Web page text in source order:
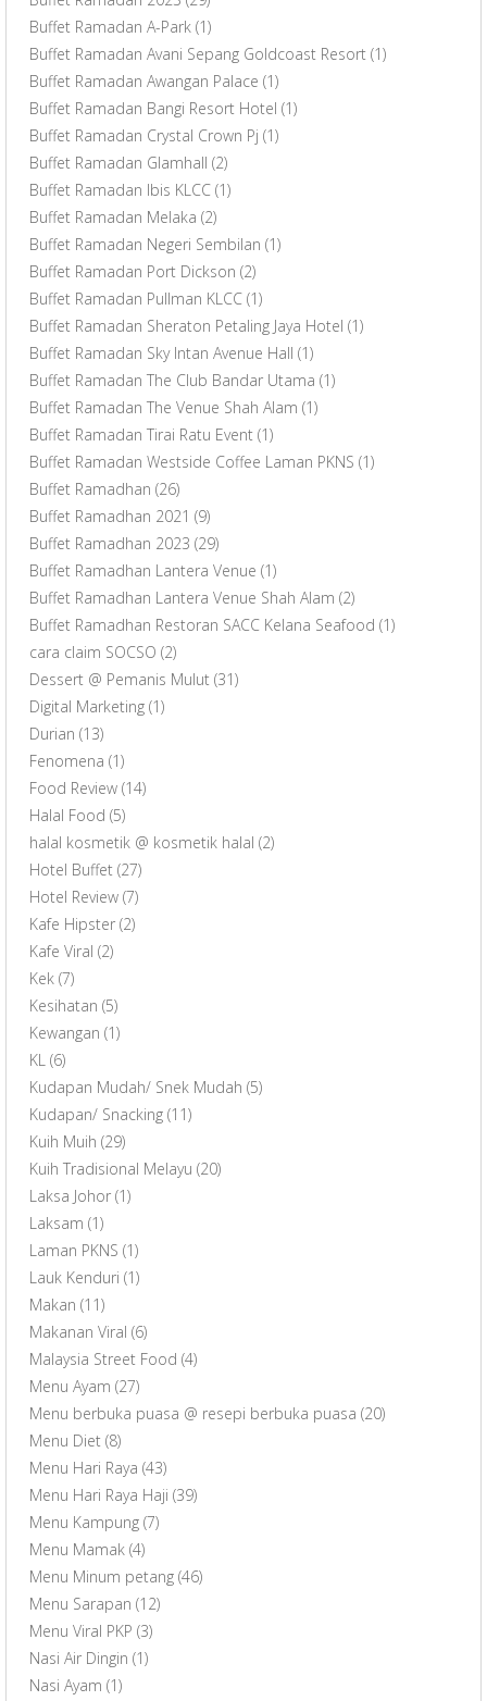
Buffet Ramadan A-Park (1)
Buffet Ramadan Avani Sepang Goldcoast Resort (1)
Buffet Ramadan Awangan Palace (1)
Buffet Ramadan Bangi Resort Hotel (1)
Buffet Ramadan Crystal Crown Pj (1)
Buffet Ramadan Glamhall (2)
Buffet Ramadan Ibis KLCC (1)
Buffet Ramadan Melaka (2)
Buffet Ramadan Negeri Sembilan (1)
Buffet Ramadan Port Dickson (2)
Buffet Ramadan Pullman KLCC (1)
Buffet Ramadan Sheraton Petaling Jaya Hotel (1)
Buffet Ramadan Sky Intan Avenue Hall (1)
Buffet Ramadan The Club Bandar Utama (1)
Buffet Ramadan The Venue Shah Alam (1)
Buffet Ramadan Tirai Ratu Event (1)
Buffet Ramadan Westside Coffee Laman PKNS (1)
Buffet Ramadhan (26)
Buffet Ramadhan 2021 (9)
Buffet Ramadhan 2023 (29)
Buffet Ramadhan Lantera Venue (1)
Buffet Ramadhan Lantera Venue Shah Alam (2)
Buffet Ramadhan Restoran SACC Kelana Seafood (1)
cara claim SOCSO (2)
Dessert @ Pemanis Mulut (31)
Digital Marketing (1)
Durian (13)
Fenomena (1)
Food Review (14)
Halal Food (5)
halal kosmetik @ kosmetik halal (2)
Hotel Buffet (27)
Hotel Review (7)
Kafe Hipster (2)
Kafe Viral (2)
Kek (7)
Kesihatan (5)
Kewangan (1)
KL (6)
Kudapan Mudah/ Snek Mudah (5)
Kudapan/ Snacking (11)
Kuih Muih (29)
Kuih Tradisional Melayu (20)
Laksa Johor (1)
Laksam (1)
Laman PKNS (1)
Lauk Kenduri (1)
Makan (11)
Makanan Viral (6)
Malaysia Street Food (4)
Menu Ayam (27)
Menu berbuka puasa @ resepi berbuka puasa (20)
Menu Diet (8)
Menu Hari Raya (43)
Menu Hari Raya Haji (39)
Menu Kampung (7)
Menu Mamak (4)
Menu Minum petang (46)
Menu Sarapan (12)
Menu Viral PKP (3)
Nasi Air Dingin (1)
Nasi Ayam (1)